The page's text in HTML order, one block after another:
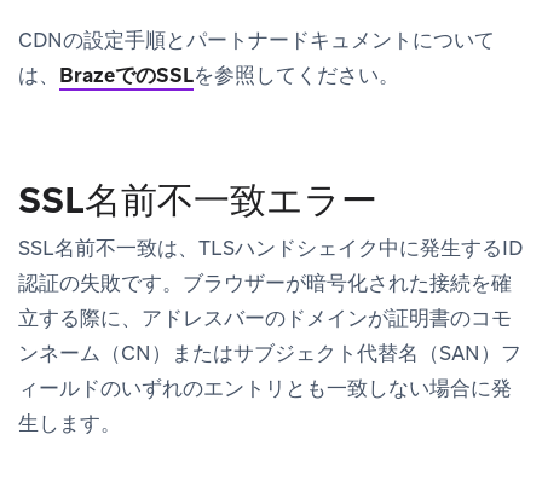
CDNの設定手順とパートナードキュメントについて
は、 BrazeでのSSLを参照してください。
SSL名前不一致エラー
SSL名前不一致は、TLSハンドシェイク中に発生するID
認証の失敗です。ブラウザーが暗号化された接続を確
立する際に、アドレスバーのドメインが証明書のコモ
ンネーム（CN）またはサブジェクト代替名（SAN）フ
ィールドのいずれのエントリとも一致しない場合に発
生します。